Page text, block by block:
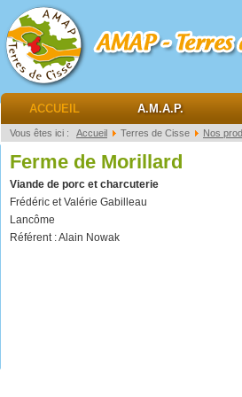
AMAP Terres de cisse
ACCUEIL A.M.A.P.
Vous êtes ici : Accueil Terres de Cisse Nos
Ferme de Morillard
Viande de porc et charcuterie
Frédéric et Valérie Gabilleau
Lancôme
Référent : Alain Nowak